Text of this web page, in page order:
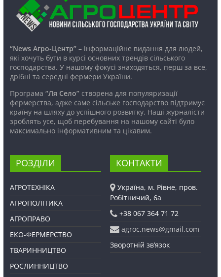
“News Агро-Центр”– інформаційне видання для людей,
які хочуть бути в курсі основних трендів сільського
господарства. У нашому фокусі знаходяться, перш за все,
дрібні та середні фермери України.
Програма “Ля Село”створена для популяризації
фермерства, адже саме сільське господарство підтримує
країну на шляху до успішного розвитку. Наші журналісти
зроблять усе, щоб перебування на нашому сайті було
максимально інформативним та цікавим.
РОЗДІЛИ
АГРОТЕХНІКА
АГРОПОЛІТИКА
АГРОПРАВО
ЕКО-ФЕРМЕРСТВО
ТВАРИННИЦТВО
РОСЛИННИЦТВО
КОНТАКТИ
Україна, м. Рівне, пров.
Робітничий, 6а
+38 067 364 71 72
agroc.news@gmail.com
Зворотній зв’язок